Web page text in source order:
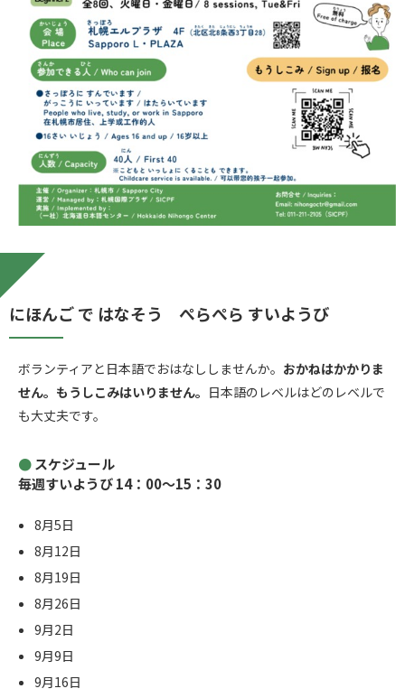
にほんご で はなそう ぺらぺら すいようび
ボランティアと日本語でおはなししませんか。 おかねはかかりま
せん。もうしこみはいりません。 日本語のレベルはどのレベルで
も大丈夫です。
スケジュール
毎週すいようび 14：00～15：30
8月5日
8月12日
8月19日
8月26日
9月2日
9月9日
9月16日